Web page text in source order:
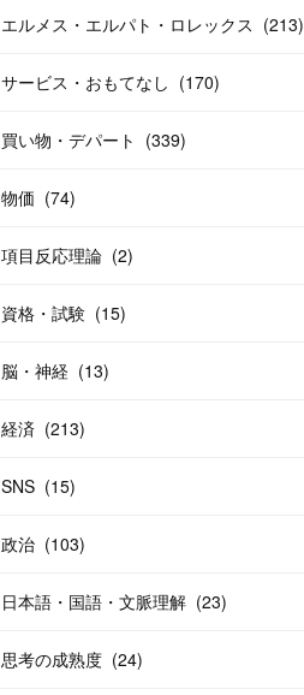
(20
(10
(40
エルメス・エルパト・ロレックス (213)
サービス・おもてなし (170)
買い物・デパート (339)
物価 (74)
項目反応理論 (2)
資格・試験 (15)
脳・神経 (13)
経済 (213)
SNS (15)
政治 (103)
日本語・国語・文脈理解 (23)
思考の成熟度 (24)